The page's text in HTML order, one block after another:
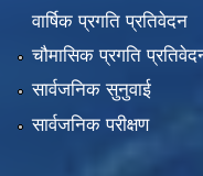
वार्षिक प्रगति प्रतिवेदन
चौमासिक प्रगति
सार्वजनिक सुनुवाई
सार्वजनिक परीक्षण